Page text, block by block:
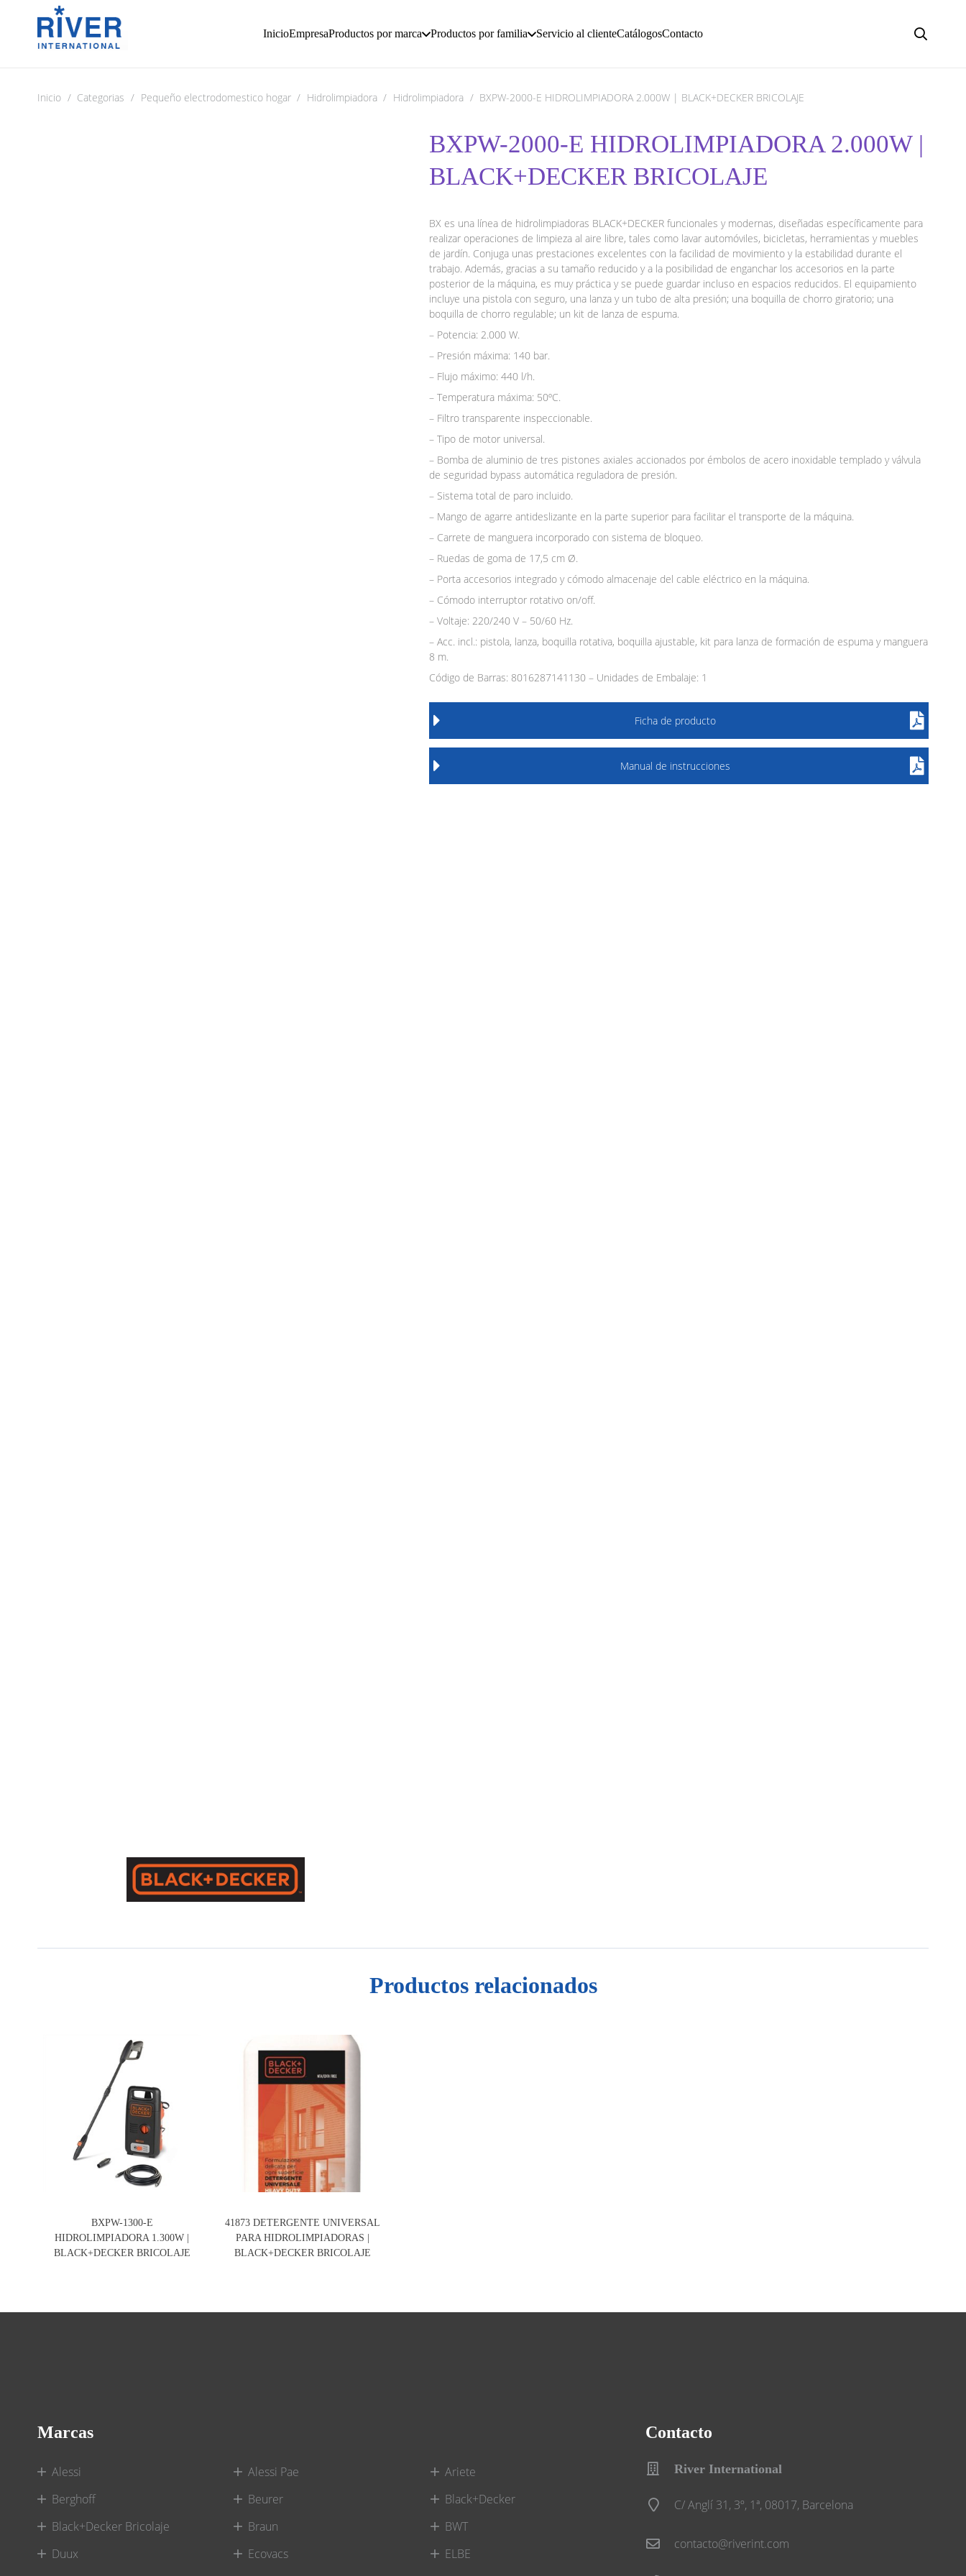
InicioEmpresaProductos por marca Productos por familia Servicio al clienteCatálogosContacto
Inicio / Categorias / Pequeño electrodomestico hogar / Hidrolimpiadora / Hidrolimpiadora / BXPW-2000-E HIDROLIMPIADORA 2.000W | BLACK+DECKER BRICOLAJE
BXPW-2000-E HIDROLIMPIADORA 2.000W |
BLACK+DECKER BRICOLAJE
BX es una línea de hidrolimpiadoras BLACK+DECKER funcionales y modernas, diseñadas específicamente para
realizar operaciones de limpieza al aire libre, tales como lavar automóviles, bicicletas, herramientas y muebles
de jardín. Conjuga unas prestaciones excelentes con la facilidad de movimiento y la estabilidad durante el
trabajo. Además, gracias a su tamaño reducido y a la posibilidad de enganchar los accesorios en la parte
posterior de la máquina, es muy práctica y se puede guardar incluso en espacios reducidos. El equipamiento
incluye una pistola con seguro, una lanza y un tubo de alta presión; una boquilla de chorro giratorio; una
boquilla de chorro regulable; un kit de lanza de espuma.
– Potencia: 2.000 W.
– Presión máxima: 140 bar.
– Flujo máximo: 440 l/h.
– Temperatura máxima: 50ºC.
– Filtro transparente inspeccionable.
– Tipo de motor universal.
– Bomba de aluminio de tres pistones axiales accionados por émbolos de acero inoxidable templado y válvula
de seguridad bypass automática reguladora de presión.
– Sistema total de paro incluido.
– Mango de agarre antideslizante en la parte superior para facilitar el transporte de la máquina.
– Carrete de manguera incorporado con sistema de bloqueo.
– Ruedas de goma de 17,5 cm Ø.
– Porta accesorios integrado y cómodo almacenaje del cable eléctrico en la máquina.
– Cómodo interruptor rotativo on/off.
– Voltaje: 220/240 V – 50/60 Hz.
– Acc. incl.: pistola, lanza, boquilla rotativa, boquilla ajustable, kit para lanza de formación de espuma y manguera
8 m.
Código de Barras: 8016287141130 – Unidades de Embalaje: 1
Ficha de producto
Manual de instrucciones
Productos relacionados
BXPW-1300-E
HIDROLIMPIADORA 1.300W |
BLACK+DECKER BRICOLAJE
41873 DETERGENTE UNIVERSAL
PARA HIDROLIMPIADORAS |
BLACK+DECKER BRICOLAJE
Marcas
Alessi Alessi Pae
Ariete
Berghoff
Beurer
Black+Decker
Black+Decker Bricolaje
Braun
BWT
Duux
Ecovacs
ELBE
Contacto
River International
C/ Anglí 31, 3º, 1ª, 08017, Barcelona
contacto@riverint.com